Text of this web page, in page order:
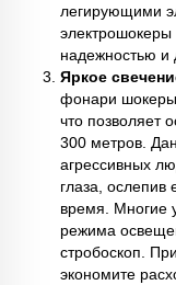
легирующими
электрошокеры
надежностью и
Яркое
фонари шокеры
что позволяет
300 метров.
агрессивных
глаза, ослепив
время. Многие
режима
стробоскоп.
экономите